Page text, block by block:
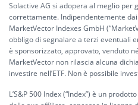
Solactive AG si adopera al meglio per
correttamente. Indipendentemente
MarketVector Indexes GmbH
obbligo di segnalare a terzi eventuali
è sponsorizzato, approvato, venduto
MarketVector non rilascia alcuna
investire nell’ETF. Non è possibile
L’S&P 500 Index (“Index”) è un